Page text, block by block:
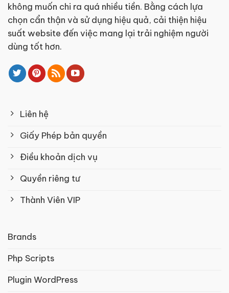
không muốn chi ra quá nhiều tiền. Bằng cách lựa
chọn cẩn thận và sử dụng hiệu quả, cải thiện hiệu
suất website đến việc mang lại trải nghiệm người
dùng tốt hơn.
Liên hệ
Giấy Phép bản quyền
Điều khoản dịch vụ
Quyền riêng tư
Thành Viên VIP
Brands
Php Scripts
Plugin WordPress